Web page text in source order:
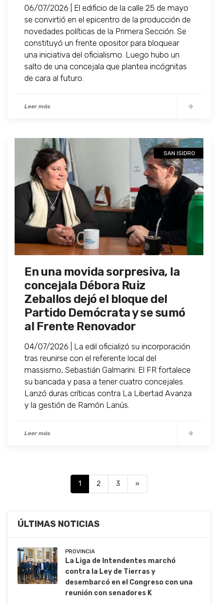
06/07/2026 | El edificio de la calle 25 de mayo
se convirtió en el epicentro de la producción de
novedades políticas de la Primera Sección. Se
constituyó un frente opositor para bloquear
una iniciativa del oficialismo. Luego hubo un
salto de una concejala que plantea incógnitas
de cara al futuro.
Leer más
SAN ISIDRO
En una movida sorpresiva, la
concejala Débora Ruiz
Zeballos dejó el bloque del
Partido Demócrata y se sumó
al Frente Renovador
04/07/2026 | La edil oficializó su incorporación
tras reunirse con el referente local del
massismo, Sebastián Galmarini. El FR fortalece
su bancada y pasa a tener cuatro concejales.
Lanzó duras críticas contra La Libertad Avanza
y la gestión de Ramón Lanús.
Leer más
1 2 3 »
ÚLTIMAS NOTICIAS
PROVINCIA
La Liga de Intendentes marchó
contra la Ley de Tierras y
desembarcó en el Congreso con una
reunión con senadores K